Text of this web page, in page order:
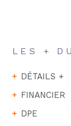
LES +
DÉTAILS +
FINANCIER
DPE